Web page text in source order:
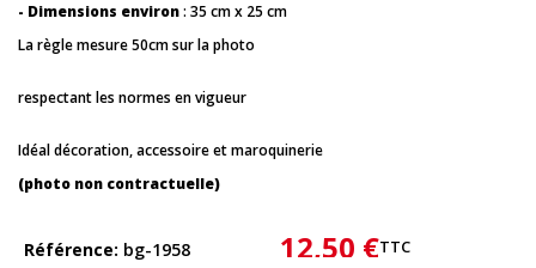
- Dimensions environ: 35 cm x 25 cm
La règle mesure 50cm sur la photo
respectant les normes en vigueur
Idéal décoration, accessoire et maroquinerie
(photo non contractuelle)
Référence bg-1958 12,50 €TTC